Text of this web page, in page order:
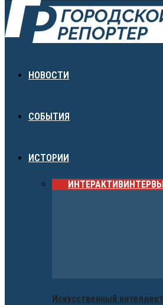
НОВОСТИ
СОБЫТИЯ
ИСТОРИИ
ИНТЕРАКТИВ
Искусственный